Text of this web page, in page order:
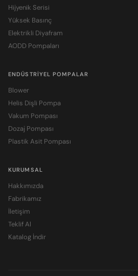
Hijyenik Serisi
Yüksek Basınç
Elektrikli Diyafram
AODD Pompaları
ENDÜSTRIYEL POMPALAR
Blower
Helis Dişli Pompa
Vakum Pompası
Dozaj Pompası
Plastik Asit Pompası
KURUMSAL
Hakkımızda
Fabrikamız
İletişim
Teklif Al
Katalog İndir